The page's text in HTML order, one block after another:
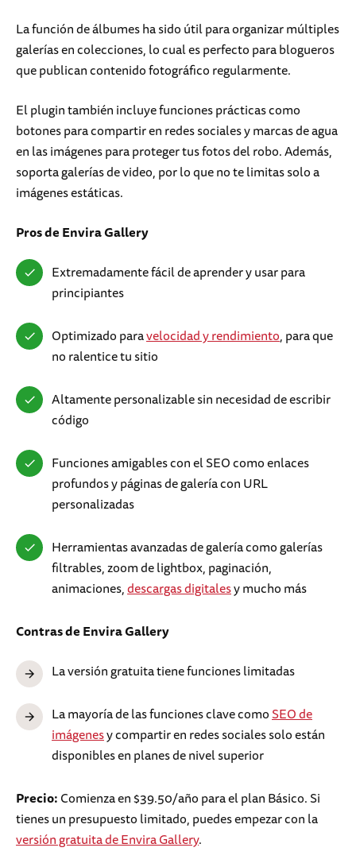
La función de álbumes ha sido útil para organizar múltiples
galerías en colecciones, lo cual es perfecto para blogueros
que publican contenido fotográfico regularmente.
El plugin también incluye funciones prácticas como
botones para compartir en redes sociales y marcas de agua
en las imágenes para proteger tus fotos del robo. Además,
soporta galerías de video, por lo que no te limitas solo a
imágenes estáticas.
Prosde Envira Gallery
Extremadamente fácil de aprender y usar para
principiantes
Optimizado paravelocidad y rendimiento, para que
no ralentice tu sitio
Altamente personalizable sin necesidad de escribir
código
Funciones amigables con el SEO como enlaces
profundos y páginas de galería con URL
personalizadas
Herramientas avanzadas de galería como galerías
filtrables, zoom de lightbox, paginación,
animaciones,descargas digitalesy mucho más
Contrasde Envira Gallery
La versión gratuita tiene funciones limitadas
La mayoría de las funciones clave comoSEO de
imágenesy compartir en redes sociales solo están
disponibles en planes de nivel superior
Precio:Comienza en $39.50/año para el plan Básico. Si
tienes un presupuesto limitado, puedes empezar con la
versión gratuita de Envira Gallery.